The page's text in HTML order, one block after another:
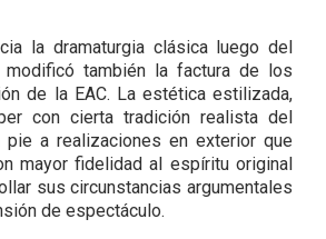
la dramaturgia clásica luego del
también la factura de los
de la EAC. La estética estilizada,
con cierta tradición realista del
pie a realizaciones en exterior que
mayor fidelidad al espíritu original
sus circunstancias argumentales
de espectáculo.